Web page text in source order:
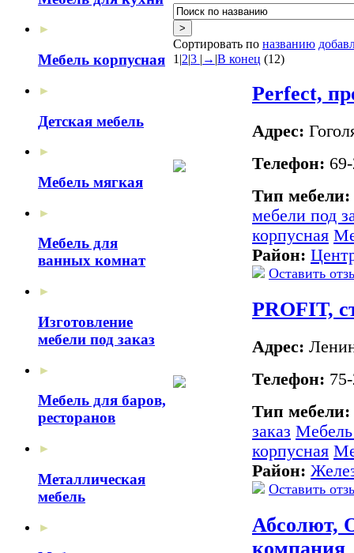
►
Мебель корпусная
►
Детская мебель
►
Мебель мягкая
►
Мебель для
ванных комнат
►
Изготовление
мебели под заказ
►
Мебель для баров,
ресторанов
►
Металлическая
мебель
►
Сортировать по названию
1 |2|3 | → |В конец (12)
Perfect,
Адрес:
Телефон:
Тип мебели:
мебели под
корпусная
Район:
Оставить
PROFIT,
Адрес:
Телефон:
Тип мебели:
заказ
корпусная
Район:
Оставить
Абсолют,